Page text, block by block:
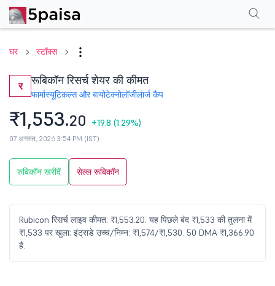
घर स्टॉक्स
र रूबिकॉन रिसर्च शेयर की कीमत
फार्मास्यूटिकल्स और बायोटेक्नोलॉजीलार्ज कैप
₹1,553.20 +19.8 (1.29%)
07 अगस्त, 2026 3:54 PM (IST)
रुबिकॉन खरीदें सेल्ल रूबिकॉन
Rubicon रिसर्च लाइव कीमत: ₹1,553.20. यह पिछले बंद ₹1,533 की तुलना में
₹1,533 पर खुला; इंट्राडे उच्च/निम्न: ₹1,574/₹1,530. 50 DMA ₹1,366.90
है.
परफॉर्मेंसफाइनेंशियल्स सामान्य प्रश्न